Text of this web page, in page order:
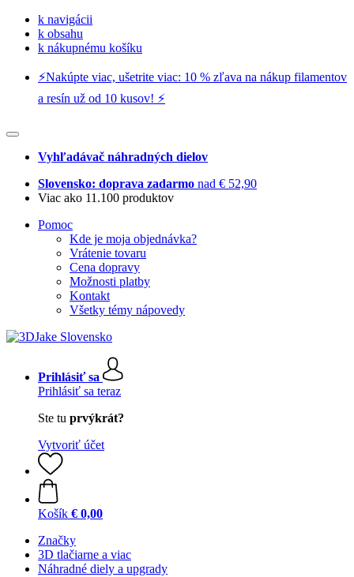
k navigácii
k obsahu
k nákupnému košíku
⚡️Nakúpte viac, ušetrite viac: 10 % zľava na nákup filamentov
a resín už od 10 kusov! ⚡️
Vyhľadávač náhradných dielov
Slovensko: doprava zadarmo nad € 52,90
Viac ako 11.100 produktov
Pomoc
Kde je moja objednávka?
Vrátenie tovaru
Cena dopravy
Možnosti platby
Kontakt
Všetky témy nápovedy
Prihlásiť sa
Prihlásiť sa teraz
Ste tu prvýkrát?
Vytvoriť účet
Košík € 0,00
Značky
3D tlačiarne a viac
Náhradné diely a upgrady